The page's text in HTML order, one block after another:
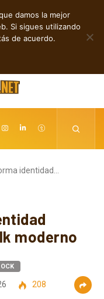
por descubrir
identidad…
moderno
208
damos la mejor
Si sigues utilizando
de acuerdo.